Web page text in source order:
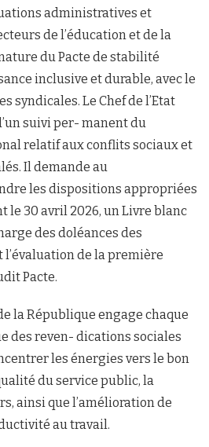
administratives et
de l’éducation et de la
du Pacte de stabilité
inclusive et durable, avec le
syndicales. Le Chef de l’Etat
suivi per- manent du
relatif aux conflits sociaux et
Il demande au
les dispositions appropriées
le 30 avril 2026, un Livre blanc
des doléances des
de la première
Pacte.
la République engage chaque
des reven- dications sociales
les énergies vers le bon
du service public, la
ainsi que l’amélioration de
au travail.